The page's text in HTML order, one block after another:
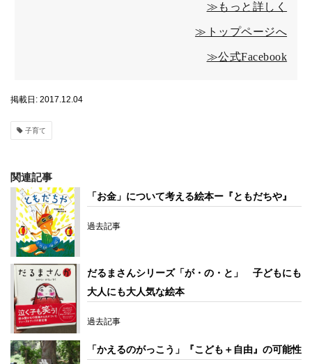
≫もっと詳しく
≫トップページへ
≫公式Facebook
掲載日: 2017.12.04
子育て
関連記事
「お金」について考える絵本ー『ともだちや』
過去記事
だるまさんシリーズ「が・の・と」 子どもにも
大人にも大人気な絵本
過去記事
「かえるのがっこう」『こども＋自由』の可能性